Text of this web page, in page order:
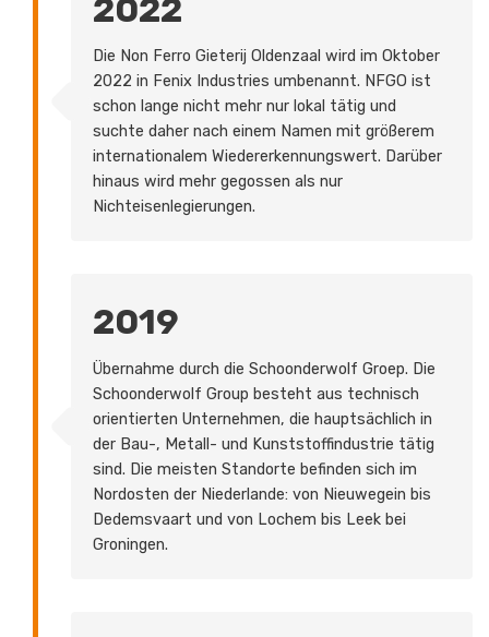
2022
Die Non Ferro Gieterij Oldenzaal wird im Oktober
2022 in Fenix Industries umbenannt. NFGO ist
schon lange nicht mehr nur lokal tätig und
suchte daher nach einem Namen mit größerem
internationalem Wiedererkennungswert. Darüber
hinaus wird mehr gegossen als nur
Nichteisenlegierungen.
2019
Übernahme durch die Schoonderwolf Groep. Die
Schoonderwolf Group besteht aus technisch
orientierten Unternehmen, die hauptsächlich in
der Bau-, Metall- und Kunststoffindustrie tätig
sind. Die meisten Standorte befinden sich im
Nordosten der Niederlande: von Nieuwegein bis
Dedemsvaart und von Lochem bis Leek bei
Groningen.